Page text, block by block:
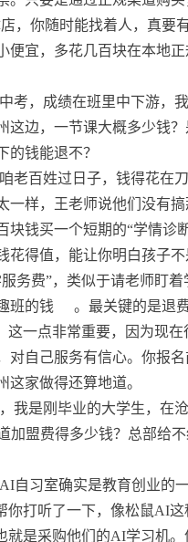
，你随时能找着人，真要
便宜，多花几百块在本地
考，成绩在班里中下游，
这边，一节课大概多少钱
的钱能退不？
老百姓过日子，钱得花在
一样，王老师说他们没有
钱买一个短期的“学情诊
花得值，能让你明白孩子
务费”，类似于请老师盯
班的钱
。最关键的是退
这一点非常重要，因为现
对自己服务有信心。你报
这家做得还算地道。
我是刚毕业的大学生，在
加盟费得多少钱？总部给
自习室确实是教育创业的
你打听了一下，像松鼠AI
就是采购他们的AI学习机